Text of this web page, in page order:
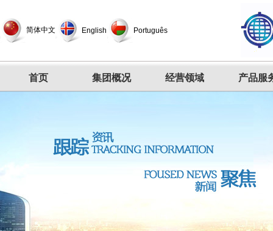
简体中文 English Português
首页 集团概况 经营领域 产品服